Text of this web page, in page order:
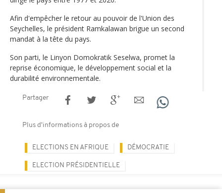
Afin d'empêcher le retour au pouvoir de l'Union des
Seychelles, le président Ramkalawan brigue un second
mandat à la tête du pays.
Son parti, le Linyon Domokratik Seselwa, promet la
reprise économique, le développement social et la
durabilité environnementale.
Partager
Plus d'informations à propos de
ELECTIONS EN AFRIQUE DÉMOCRATIE
ELECTION PRÉSIDENTIELLE